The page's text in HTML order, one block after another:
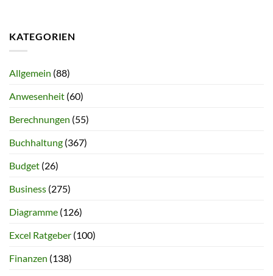
KATEGORIEN
Allgemein (88)
Anwesenheit (60)
Berechnungen (55)
Buchhaltung (367)
Budget (26)
Business (275)
Diagramme (126)
Excel Ratgeber (100)
Finanzen (138)